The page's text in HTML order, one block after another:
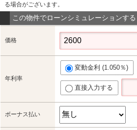
る場合がございます。
この物件でローンシミュレーションする
価格
年利率
変動金利 (1.050％)
直接入力する
ボーナス払い